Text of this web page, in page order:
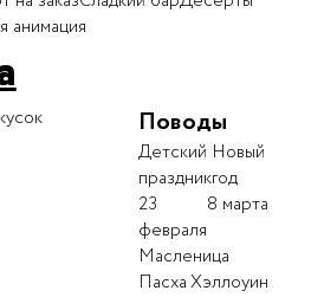
анимация
Поводы
Детский
праздник
Новый
год
23
февраля
8 марта
Масленица
ПасхаХэллоуин